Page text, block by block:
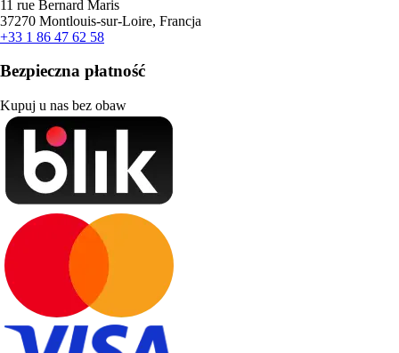
11 rue Bernard Maris
37270 Montlouis-sur-Loire, Francja
+33 1 86 47 62 58
Bezpieczna płatność
Kupuj u nas bez obaw